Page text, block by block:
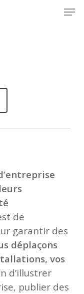
de
garantir des
déplaçons
vos
d’illustrer
publier des